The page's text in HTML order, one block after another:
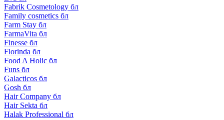
Fabrik Cosmetology бл
Family cosmetics бл
Farm Stay бл
FarmaVita бл
Finesse бл
Florinda бл
Food A Holic бл
Funs бл
Galacticos бл
Gosh бл
Hair Company бл
Hair Sekta бл
Halak Professional бл